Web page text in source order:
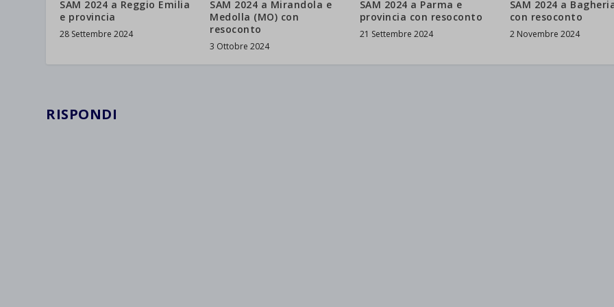
SAM 2024 a Reggio Emilia
e provincia
28 Settembre 2024
SAM 2024 a Mirandola e
Medolla (MO) con
resoconto
3 Ottobre 2024
SAM 2024 a Parma e
provincia con resoconto
21 Settembre 2024
SAM 2024 a
con resoconto
2 Novembre 2024
RISPONDI